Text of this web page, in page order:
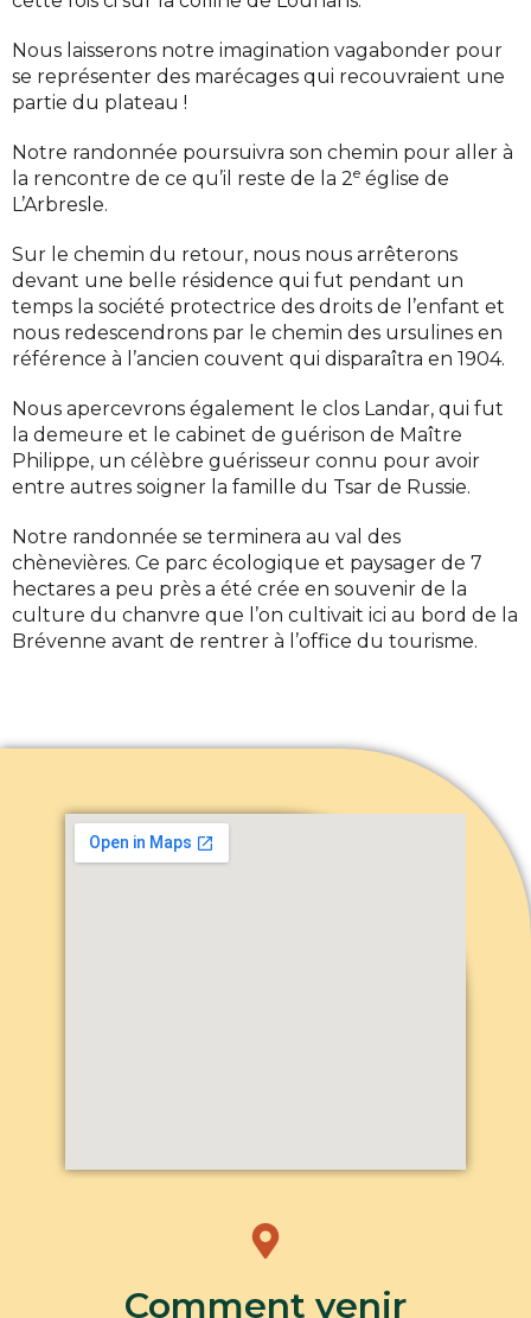
Nous laisserons notre imagination vagabonder pour
se représenter des marécages qui recouvraient une
partie du plateau !
Notre randonnée poursuivra son chemin pour aller à
la rencontre de ce qu’il reste de la 2e église de
L’Arbresle.
Sur le chemin du retour, nous nous arrêterons
devant une belle résidence qui fut pendant un
temps la société protectrice des droits de l’enfant et
nous redescendrons par le chemin des ursulines en
référence à l’ancien couvent qui disparaîtra en 1904.
Nous apercevrons également le clos Landar, qui fut
la demeure et le cabinet de guérison de Maître
Philippe, un célèbre guérisseur connu pour avoir
entre autres soigner la famille du Tsar de Russie.
Notre randonnée se terminera au val des
chènevières. Ce parc écologique et paysager de 7
hectares a peu près a été crée en souvenir de la
culture du chanvre que l’on cultivait ici au bord de la
Brévenne avant de rentrer à l’office du tourisme.
Comment venir